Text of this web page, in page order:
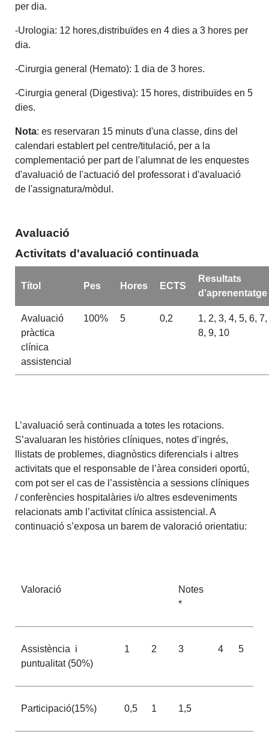
per dia.
-Urologia: 12 hores,distribuïdes en 4 dies a 3 hores per
dia.
-Cirurgia general (Hemato): 1 dia de 3 hores.
-Cirurgia general (Digestiva): 15 hores, distribuïdes en 5
dies.
Nota: es reservaran 15 minuts d'una classe, dins del
calendari establert pel centre/titulació, per a la
complementació per part de l'alumnat de les enquestes
d'avaluació de l'actuació del professorat i d'avaluació
de l'assignatura/mòdul.
Avaluació
Activitats d'avaluació continuada
Títol Pes Hores ECTS
Resultats
d'aprenentatge
Avaluació
pràctica
clínica
assistencial
100% 5 0,2
1, 2, 3, 4, 5, 6, 7,
8, 9, 10
L’avaluació serà continuada a totes les rotacions.
S’avaluaran les històries clíniques, notes d’ingrés,
llistats de problemes, diagnòstics diferencials i altres
activitats que el responsable de l’àrea consideri oportú,
com pot ser el cas de l’assistència a sessions clíniques
/ conferències hospitalàries i/o altres esdeveniments
relacionats amb l’activitat clínica assistencial. A
continuació s’exposa un barem de valoració orientatiu:
Valoració
Notes
*
Assistència i
puntualitat (50%)
1 2 3 4 5
Participació(15%) 0,5 1 1,5